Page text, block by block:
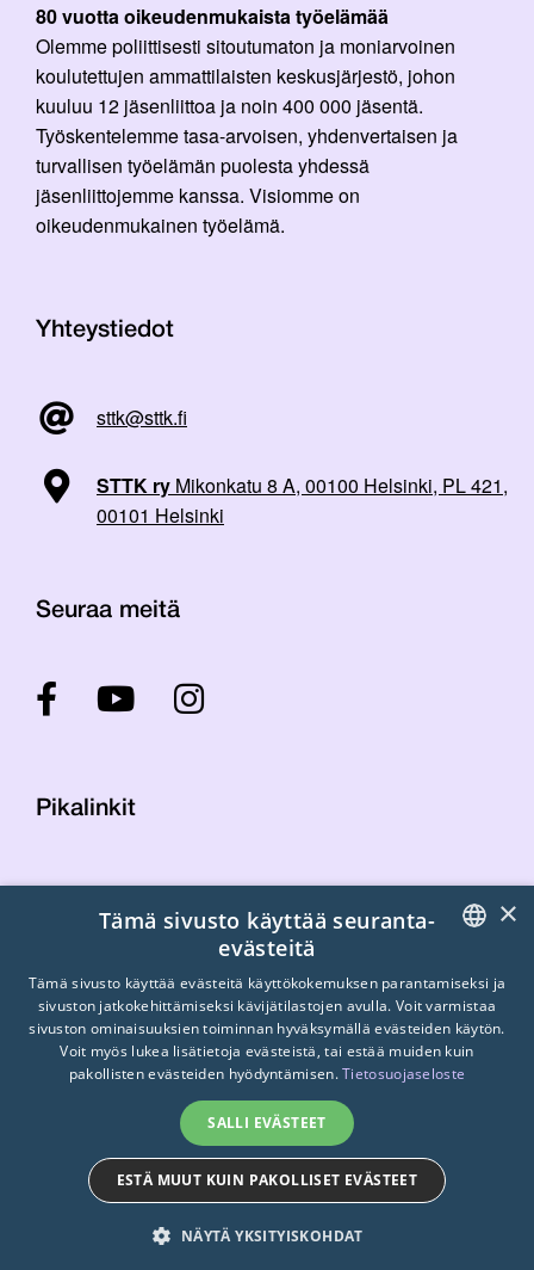
80 vuotta oikeudenmukaista työelämää
Olemme poliittisesti sitoutumaton ja moniarvoinen
koulutettujen ammattilaisten keskusjärjestö, johon
kuuluu 12 jäsenliittoa ja noin 400 000 jäsentä.
Työskentelemme tasa-arvoisen, yhdenvertaisen ja
turvallisen työelämän puolesta yhdessä
jäsenliittojemme kanssa. Visiomme on
oikeudenmukainen työelämä.
Yhteystiedot
sttk@sttk.fi
STTK ry Mikonkatu 8 A, 00100 Helsinki, PL 421,
00101 Helsinki
Seuraa meitä
Pikalinkit
Laskutustiedot
Tietosuojaseloste
Turvallisemman tilan periaatteet
© 2026 STTK. Made with ❤ byAvoin.Systems
FINNISH
SWEDISH
×
Tämä sivusto käyttää seuranta-
evästeitä
Tämä sivusto käyttää evästeitä käyttökokemuksen parantamiseksi ja
sivuston jatkokehittämiseksi kävijätilastojen avulla. Voit varmistaa
sivuston ominaisuuksien toiminnan hyväksymällä evästeiden käytön.
Voit myös lukea lisätietoja evästeistä, tai estää muiden kuin
pakollisten evästeiden hyödyntämisen.Tietosuojaseloste
SALLI EVÄSTEET
ESTÄ MUUT KUIN PAKOLLISET EVÄSTEET
NÄYTÄ YKSITYISKOHDAT